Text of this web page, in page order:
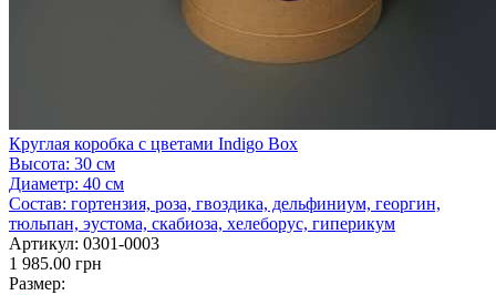
Круглая коробка с цветами Indigo Box
Высота: 30 см
Диаметр: 40 см
Состав: гортензия, роза, гвоздика, дельфиниум, георгин,
тюльпан, эустома, скабиоза, хелеборус, гиперикум
Артикул: 0301-0003
1 985.00 грн
Размер: